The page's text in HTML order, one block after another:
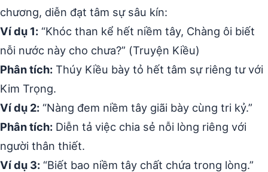
chương, diễn đạt tâm sự sâu kín:
Ví dụ 1: “Khóc than kể hết niềm tây, Chàng ôi biết
nỗi nước này cho chưa?” (Truyện Kiều)
Phân tích: Thúy Kiều bày tỏ hết tâm sự riêng tư với
Kim Trọng.
Ví dụ 2: “Nàng đem niềm tây giãi bày cùng tri kỷ.”
Phân tích: Diễn tả việc chia sẻ nỗi lòng riêng với
người thân thiết.
Ví dụ 3: “Biết bao niềm tây chất chứa trong lòng.”